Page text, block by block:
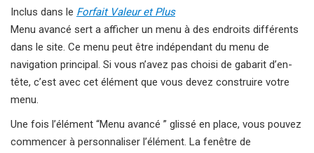
Inclus dans le Forfait Valeur et Plus
Menu avancé sert a afficher un menu à des endroits différents
dans le site. Ce menu peut être indépendant du menu de
navigation principal. Si vous n’avez pas choisi de gabarit d’en-
tête, c’est avec cet élément que vous devez construire votre
menu.
Une fois l’élément “Menu avancé ” glissé en place, vous pouvez
commencer à personnaliser l’élément. La fenêtre de